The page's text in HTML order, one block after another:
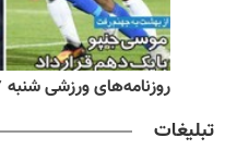
روزنامه‌های ورزشی شنبه ۱۷ مرداد ۱۴۰۵
تبلیغات